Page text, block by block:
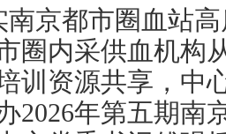
南京都市圈血站
圈内采供血机构
训资源共享，中
2026年第五期南